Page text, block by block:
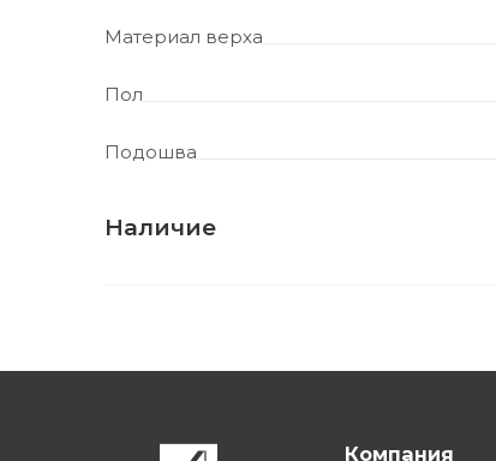
Материал верха
Пол
Подошва
Наличие
Компания